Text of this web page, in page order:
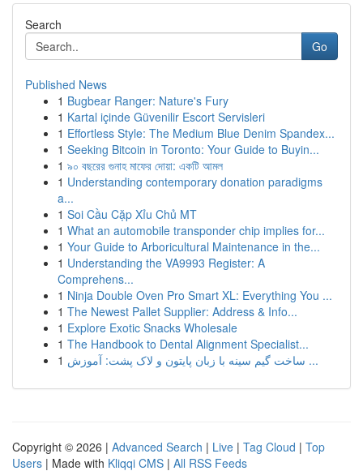
Search
Go
Published News
1 Bugbear Ranger: Nature's Fury
1 Kartal içinde Güvenilir Escort Servisleri
1 Effortless Style: The Medium Blue Denim Spandex...
1 Seeking Bitcoin in Toronto: Your Guide to Buyin...
1 ৯০ বছরের গুনাহ মাফের দোয়া: একটি আমল
1 Understanding contemporary donation paradigms
a...
1 Soi Cầu Cặp Xỉu Chủ MT
1 What an automobile transponder chip implies for...
1 Your Guide to Arboricultural Maintenance in the...
1 Understanding the VA9993 Register: A
Comprehens...
1 Ninja Double Oven Pro Smart XL: Everything You ...
1 The Newest Pallet Supplier: Address & Info...
1 Explore Exotic Snacks Wholesale
1 The Handbook to Dental Alignment Specialist...
1
ساخت گیم سینه با زبان پایتون و لاک پشت: آموزش ...
Copyright © 2026 | Advanced Search | Live | Tag Cloud | Top
Users | Made with Kliqqi CMS | All RSS Feeds